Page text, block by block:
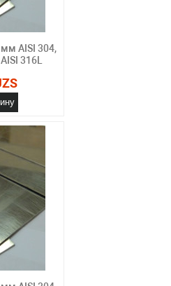
AISI 304,
316L